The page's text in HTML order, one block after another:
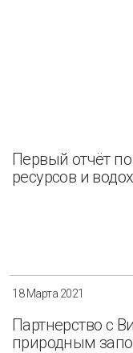
Первый отчёт
ресурсов и
18 Марта 2021
Партнерство с
природным